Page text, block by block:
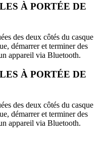
À PORTÉE DE
des deux côtés du casque
démarrer et terminer des
appareil via Bluetooth.
À PORTÉE DE
des deux côtés du casque
démarrer et terminer des
appareil via Bluetooth.